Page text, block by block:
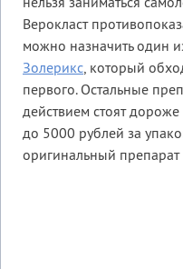
Верокласт
можно назначить один
Золерикс, который
первого. Остальные
действием стоят
до 5000 рублей за
оригинальный